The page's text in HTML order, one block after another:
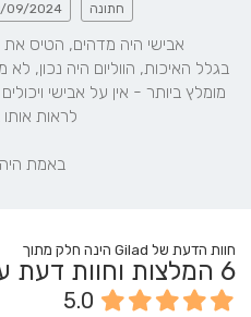
חתונה 09/2024
באמת
חוות הדעת של Gilad הינה חלק מתוך
6 המלצות וחוות דעת
5.0